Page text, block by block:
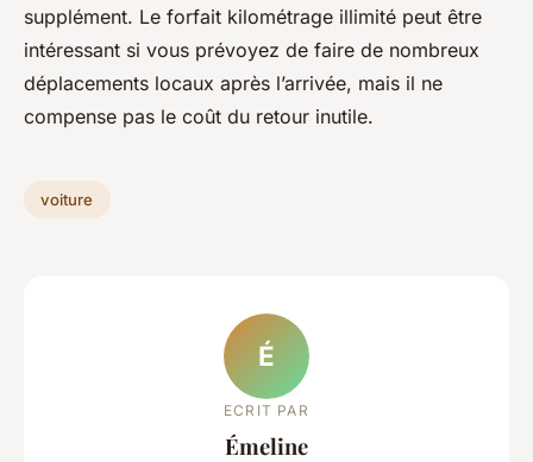
supplément. Le forfait kilométrage illimité peut être
intéressant si vous prévoyez de faire de nombreux
déplacements locaux après l’arrivée, mais il ne
compense pas le coût du retour inutile.
voiture
É
ECRIT PAR
Émeline